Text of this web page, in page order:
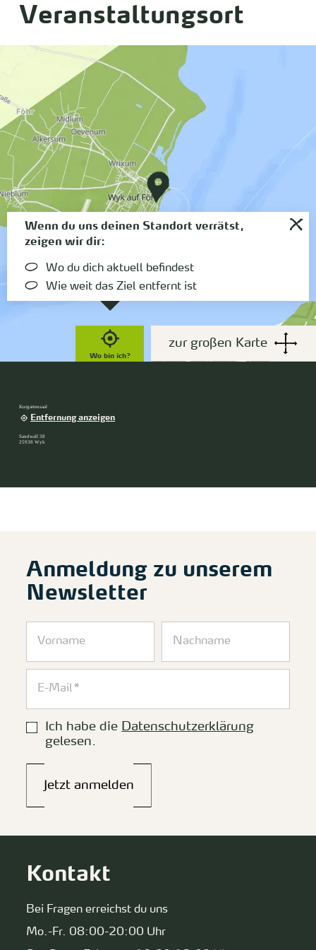
Veranstaltungsort
Wo bin ich?
Wenn du uns deinen Standort verrätst,
zeigen wir dir:
Wo du dich aktuell befindest
Wie weit das Ziel entfernt ist
zur großen Karte
Kurgartensaal
Entfernung anzeigen
Sandwall 38
25938 Wyk
Anmeldung zu unserem
Newsletter
Ich habe die Datenschutzerklärung
gelesen.
Jetzt anmelden
Kontakt
Bei Fragen erreichst du uns
Mo.-Fr. 08:00-20:00 Uhr